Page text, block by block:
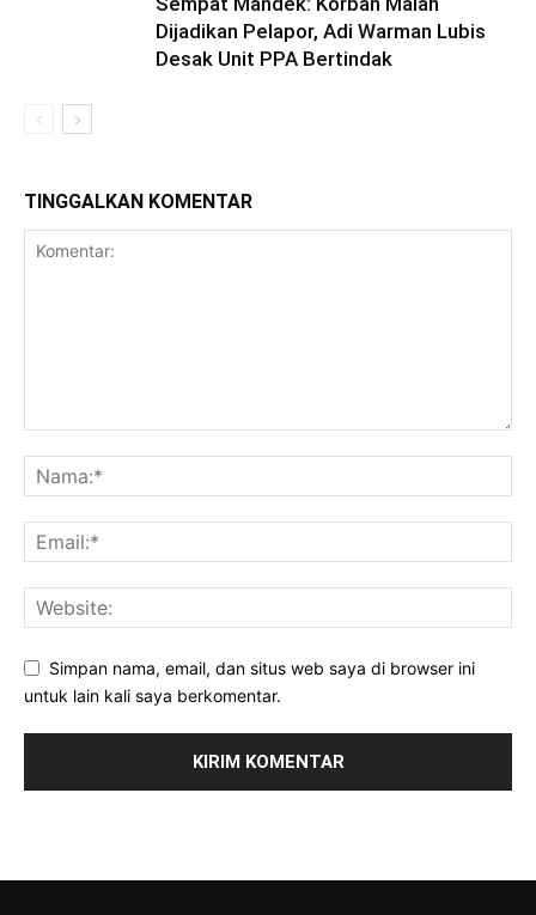
Dijadikan Pelapor, Adi Warman Lubis
Desak Unit PPA Bertindak
TINGGALKAN KOMENTAR
Simpan nama, email, dan situs web saya di browser ini
untuk lain kali saya berkomentar.